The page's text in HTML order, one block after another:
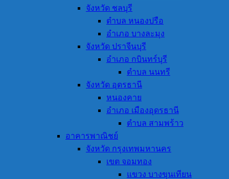
จังหวัด ชลบุรี
ตำบล หนองปรือ
อำเภอ บางละมุง
จังหวัด ปราจีนบุรี
อำเภอ กบินทร์บุรี
ตำบล นนทรี
จังหวัด อุดรธานี
หนองคาย
อำเภอ เมืองอุดรธานี
ตำบล สามพร้าว
อาคารพาณิชย์
จังหวัด กรุงเทพมหานคร
เขต จอมทอง
แขวง บางขุนเทียน